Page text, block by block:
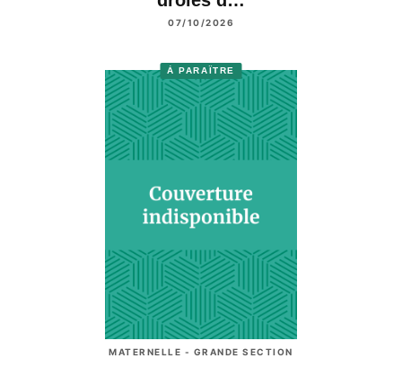
07/10/2026
À PARAÎTRE
MATERNELLE - GRANDE SECTION